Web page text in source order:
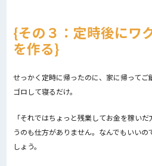
その３：定時後にワ
を作る
せっかく定時に帰ったのに、家に帰ってご
ゴロして寝るだけ。
「それではちょっと残業してお金を稼い
うのも仕方がありません。なんでもいい
しょう。